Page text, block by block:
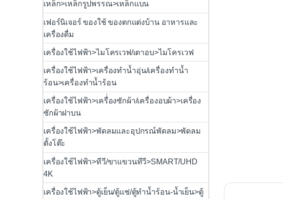
เหล็ก>เหล็กรูปพรรณ>เหล็กแบน
เฟอร์นิเจอร์ ของใช้ ของตกแต่งบ้าน อาหารและ
เครื่องดื่ม
เครื่องใช้ไฟฟ้า>ไมโครเวฟ/เตาอบ>ไมโครเวฟ
เครื่องใช้ไฟฟ้า>เครื่องทำน้ำอุ่น/เครื่องทำน้ำ
ร้อน>เครื่องทำน้ำร้อน
เครื่องใช้ไฟฟ้า>เครื่่องซักผ้า/เครื่องอบผ้า>เครื่อง
ซักผ้าฝาบน
เครื่องใช้ไฟฟ้า>พัดลมและอุปกรณ์พัดลม>พัดลม
ตั้งโต๊ะ
เครื่องใช้ไฟฟ้า>ทีวี/ขาแขวนทีวี>SMART/UHD
4K
เครื่องใช้ไฟฟ้า>ตู้เย็น/ตู้แช่/ตู้ทำน้ำร้อน-น้ำเย็น>ตู้